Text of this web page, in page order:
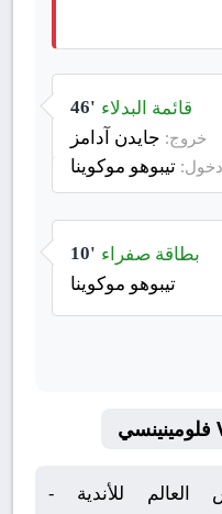
46' قائمة البدلاء
خروج: جايدن آدامز
دخول: تيبوهو موكوينا
10' بطاقة صفراء
تيبوهو موكوينا
للأندية -